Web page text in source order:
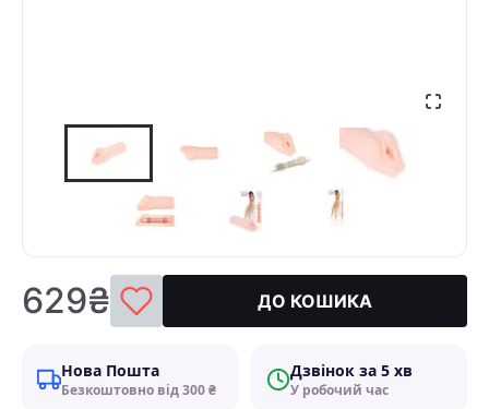
629₴ ДО КОШИКА
Нова Пошта
Безкоштовно від 300 ₴
Дзвінок за 5 хв
У робочий час